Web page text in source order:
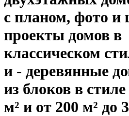
с планом, фото и
проекты домов в
классическом
и - деревянные
из блоков в
м² и от 200 м² до